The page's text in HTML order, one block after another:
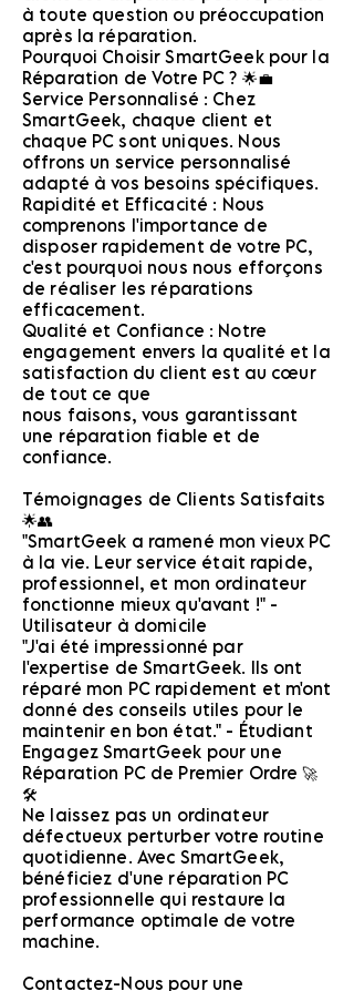
à toute question ou préoccupation
après la réparation.
Pourquoi Choisir SmartGeek pour la
Réparation de Votre PC ? 🌟💼
Service Personnalisé : Chez
SmartGeek, chaque client et
chaque PC sont uniques. Nous
offrons un service personnalisé
adapté à vos besoins spécifiques.
Rapidité et Efficacité : Nous
comprenons l'importance de
disposer rapidement de votre PC,
c'est pourquoi nous nous efforçons
de réaliser les réparations
efficacement.
Qualité et Confiance : Notre
engagement envers la qualité et la
satisfaction du client est au cœur
de tout ce que
nous faisons, vous garantissant
une réparation fiable et de
confiance.
Témoignages de Clients Satisfaits
🌟👥
"SmartGeek a ramené mon vieux PC
à la vie. Leur service était rapide,
professionnel, et mon ordinateur
fonctionne mieux qu'avant !" -
Utilisateur à domicile
"J'ai été impressionné par
l'expertise de SmartGeek. Ils ont
réparé mon PC rapidement et m'ont
donné des conseils utiles pour le
maintenir en bon état." - Étudiant
Engagez SmartGeek pour une
Réparation PC de Premier Ordre 🚀
🛠️
Ne laissez pas un ordinateur
défectueux perturber votre routine
quotidienne. Avec SmartGeek,
bénéficiez d'une réparation PC
professionnelle qui restaure la
performance optimale de votre
machine.
Contactez-Nous pour une